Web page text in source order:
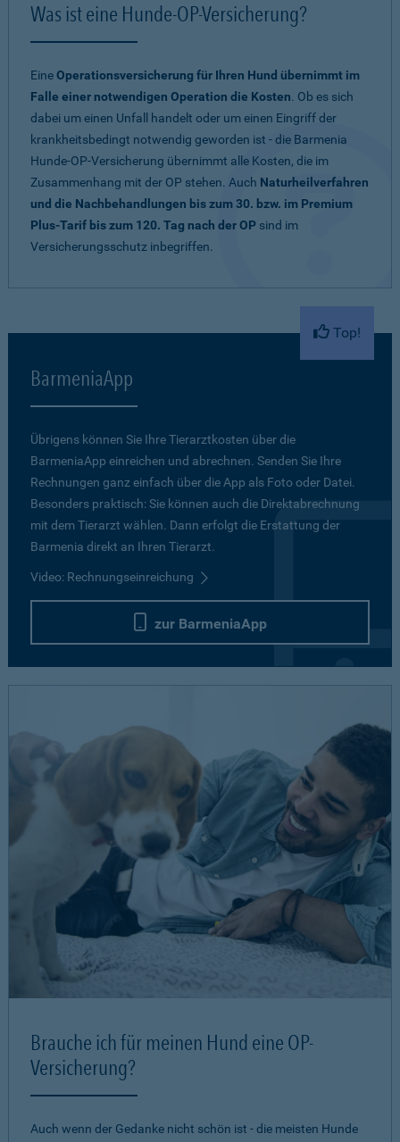
Was ist eine Hunde-OP-Versicherung?
EineOperationsversicherung für Ihren Hund übernimmt im
Falle einer notwendigen Operation die Kosten. Ob es sich
dabei um einen Unfall handelt oder um einen Eingriff der
krankheitsbedingt notwendig geworden ist - die Barmenia
Hunde-OP-Versicherung übernimmt alle Kosten, die im
Zusammenhang mit der OP stehen. Auch Naturheilverfahren
und die Nachbehandlungen bis zum 30. bzw. im Premium
Plus-Tarif bis zum 120. Tag nach der OP sind im
Versicherungsschutz inbegriffen.
Top!
BarmeniaApp
Übrigens können Sie Ihre Tierarztkosten über die
BarmeniaApp einreichen und abrechnen. Senden Sie Ihre
Rechnungen ganz einfach über die App als Foto oder Datei.
Besonders praktisch: Sie können auch die Direktabrechnung
mit dem Tierarzt wählen. Dann erfolgt die Erstattung der
Barmenia direkt an Ihren Tierarzt.
Video: Rechnungseinreichung
zur BarmeniaApp
Brauche ich für meinen Hund eine OP-
Versicherung?
Auch wenn der Gedanke nicht schön ist - die meisten Hunde